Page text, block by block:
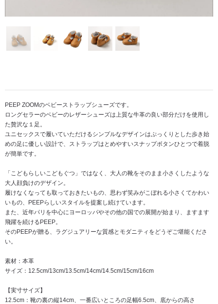
PEEP ZOOMのベビーストラップシューズです。
ロングセラーのベビーのレザーシューズは上質な牛革の良い部分だけを使用し
た贅沢な１足。
ユニセックスで履いていただけるシンプルなデザインはぷっくりとした歩き始
めの足に優しい設計で、ストラップはとめやすいスナップボタンひとつで着脱
が簡単です。
「こどもらしいこどもぐつ」ではなく、大人の靴をそのまま小さくしたような
大人顔負けのデザイン。
履けなくなっても取っておきたいもの、思わず笑みがこぼれる小さくてかわい
いもの、PEEPらしいスタイルを提案し続けています。
また、近年パリを中心にヨーロッパやその他の国での展開が始まり、ますます
飛躍を続けるPEEP。
そのPEEPが贈る、ラグジュアリーな質感とモダニティをどうぞご堪能くださ
い。
素材：本革
サイズ：12.5cm/13cm/13.5cm/14cm/14.5cm/15cm/16cm
【実寸サイズ】
12.5cm：靴の裏の縦14cm、一番広いところの足幅6.5cm、底からの高さ